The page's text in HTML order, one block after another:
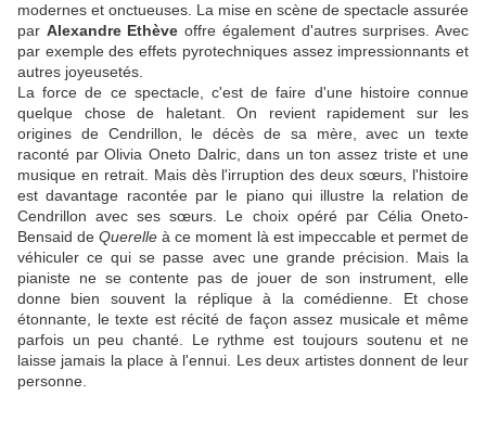
modernes et onctueuses. La mise en scène de spectacle assurée
par Alexandre Ethève offre également d'autres surprises. Avec
par exemple des effets pyrotechniques assez impressionnants et
autres joyeusetés.
La force de ce spectacle, c'est de faire d'une histoire connue
quelque chose de haletant. On revient rapidement sur les
origines de Cendrillon, le décès de sa mère, avec un texte
raconté par Olivia Oneto Dalric, dans un ton assez triste et une
musique en retrait. Mais dès l'irruption des deux sœurs, l'histoire
est davantage racontée par le piano qui illustre la relation de
Cendrillon avec ses sœurs. Le choix opéré par Célia Oneto-
Bensaid deQuerelle à ce moment là est impeccable et permet de
véhiculer ce qui se passe avec une grande précision. Mais la
pianiste ne se contente pas de jouer de son instrument, elle
donne bien souvent la réplique à la comédienne. Et chose
étonnante, le texte est récité de façon assez musicale et même
parfois un peu chanté. Le rythme est toujours soutenu et ne
laisse jamais la place à l'ennui. Les deux artistes donnent de leur
personne.